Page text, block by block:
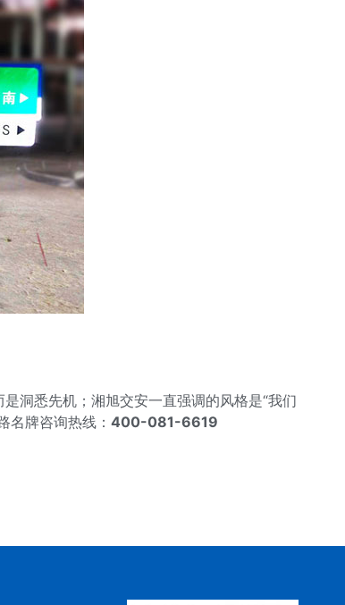
洞悉先机；湘旭交安一直强调的风格是“我们
名牌咨询热线： 400-081-6619